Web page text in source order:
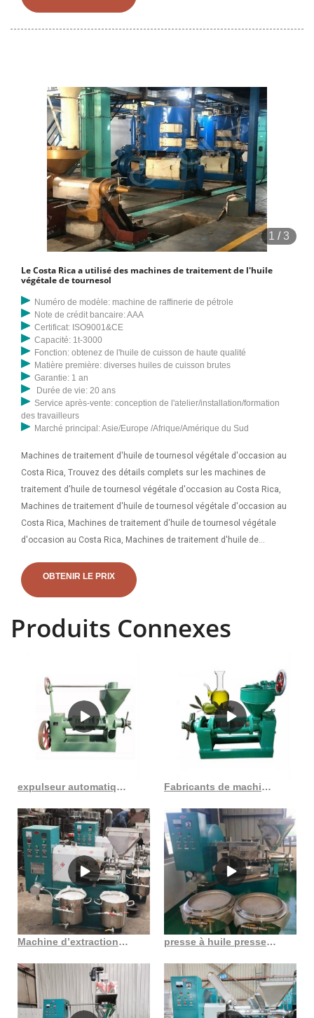
pressage d'huile. Machine à huile de tournesol Costa Rica - Alibaba, la
du chaud ou du froid
1 /3
Le Costa Rica a utilisé des machines de traitement de l'huile
végétale de tournesol
Numéro de modèle: machine de raffinerie de pétrole
Note de crédit bancaire: AAA
Certificat: ISO9001&CE
Capacité: 1t-3000
Fonction: obtenez de l'huile de cuisson de haute qualité
Matière première: diverses huiles de cuisson brutes
Garantie: 1 an
Durée de vie: 20 ans
Service après-vente: conception de l'atelier/installation/formation
des travailleurs
Marché principal: Asie/Europe /Afrique/Amérique du Sud
Machines de traitement d'huile de tournesol végétale d'occasion au
Costa Rica, Trouvez des détails complets sur les machines de
traitement d'huile de tournesol végétale d'occasion au Costa Rica,
Machines de traitement d'huile de tournesol végétale d'occasion au
Costa Rica, Machines de traitement d'huile de tournesol végétale
d'occasion au Costa Rica, Machines de traitement d'huile de
traitement d'huile de tournesol végétale d'occasion au Costa Rica
Fournisseur ou fabricant de presseurs-Henan Geb Machinery
d'huile végétale du Costa Rica Machine de presse à huile de graines
ensemble
OBTENIR LE PRIX
Produits Connexes
expulseur automatique de graines d’huile végétale de grande capacité au Cameroun Fabricants de machines de presse à vis d’huile de graines du Niger exportateurs au Gabon
Machine d’extraction d’huile d’extracteur de pépins de raisin brut du Tchad en France presse à huile presse à huile de Côte d’Ivoire machine fabriquée aux etats-unis presse à huile